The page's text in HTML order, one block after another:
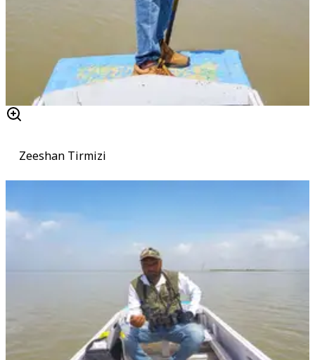
Zeeshan Tirmizi